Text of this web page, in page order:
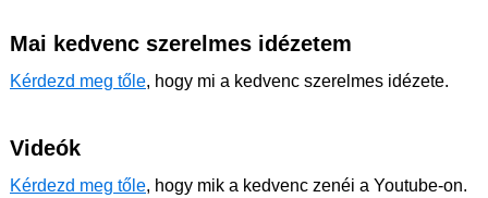
Mai kedvenc szerelmes idézetem
Kérdezd meg tőle, hogy mi a kedvenc szerelmes idézete.
Videók
Kérdezd meg tőle, hogy mik a kedvenc zenéi a Youtube-on.